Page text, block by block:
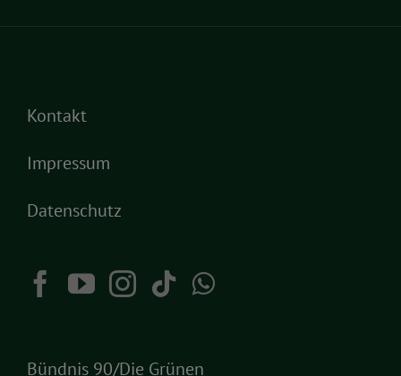
Kontakt
Impressum
Datenschutz
Bündnis 90/Die Grünen